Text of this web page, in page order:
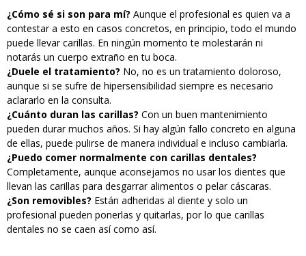
¿Cómo sé si son para mí? Aunque el profesional es quien va a
contestar a esto en casos concretos, en principio, todo el mundo
puede llevar carillas. En ningún momento te molestarán ni
notarás un cuerpo extraño en tu boca.
¿Duele el tratamiento? No, no es un tratamiento doloroso,
aunque si se sufre de hipersensibilidad siempre es necesario
aclararlo en la consulta.
¿Cuánto duran las carillas? Con un buen mantenimiento
pueden durar muchos años. Si hay algún fallo concreto en alguna
de ellas, puede pulirse de manera individual e incluso cambiarla.
¿Puedo comer normalmente con carillas dentales?
Completamente, aunque aconsejamos no usar los dientes que
llevan las carillas para desgarrar alimentos o pelar cáscaras.
¿Son removibles? Están adheridas al diente y solo un
profesional pueden ponerlas y quitarlas, por lo que carillas
dentales no se caen así como así.